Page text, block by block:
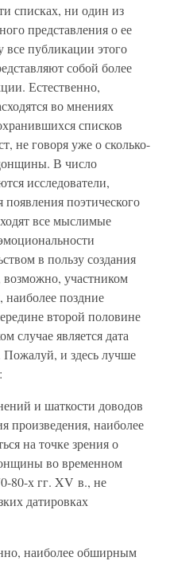
списках, ни один из
представления о ее
все публикации этого
собой более
Естественно,
во мнениях
списков
не говоря уже о сколько-
В число
исследователи,
поэтического
все мыслимые
в пользу создания
участником
поздние
второй половине
случае является дата
Пожалуй, и здесь лучше
и шаткости доводов
произведения, наиболее
на точке зрения о
во временном
80-х гг. XV в., не
датировках
наиболее обширным